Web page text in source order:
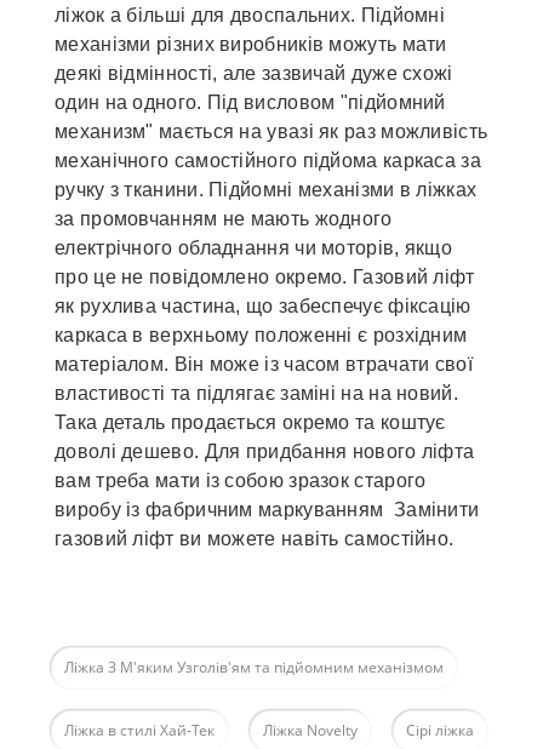
ліжок а більші для двоспальних. Підйомні
механізми різних виробників можуть мати
деякі відмінності, але зазвичай дуже схожі
один на одного. Під висловом "підйомний
механизм" мається на увазі як раз можливість
механічного самостійного підйома каркаса за
ручку з тканини. Підйомні механізми в ліжках
за промовчанням не мають жодного
електрічного обладнання чи моторів, якщо
про це не повідомлено окремо. Газовий ліфт
як рухлива частина, що забеспечує фіксацію
каркаса в верхньому положенні є розхідним
матеріалом. Він може із часом втрачати свої
властивості та підлягає заміні на на новий.
Така деталь продається окремо та коштує
доволі дешево. Для придбання нового ліфта
вам треба мати із собою зразок старого
виробу із фабричним маркуванням Замінити
газовий ліфт ви можете навіть самостійно.
Ліжка З М'яким Узголів'ям та підйомним механізмом
Ліжка в стилі Хай-Тек Ліжка Novelty Сірі ліжка